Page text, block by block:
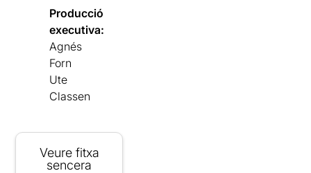
Producció
executiva:
Agnés
Forn
Ute
Classen
Veure fitxa
sencera